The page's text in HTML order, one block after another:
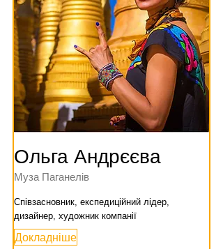
Ольга Андрєєва
Муза Паганелів
Співзасновник, експедиційний лідер,
дизайнер, художник компанії
Докладніше